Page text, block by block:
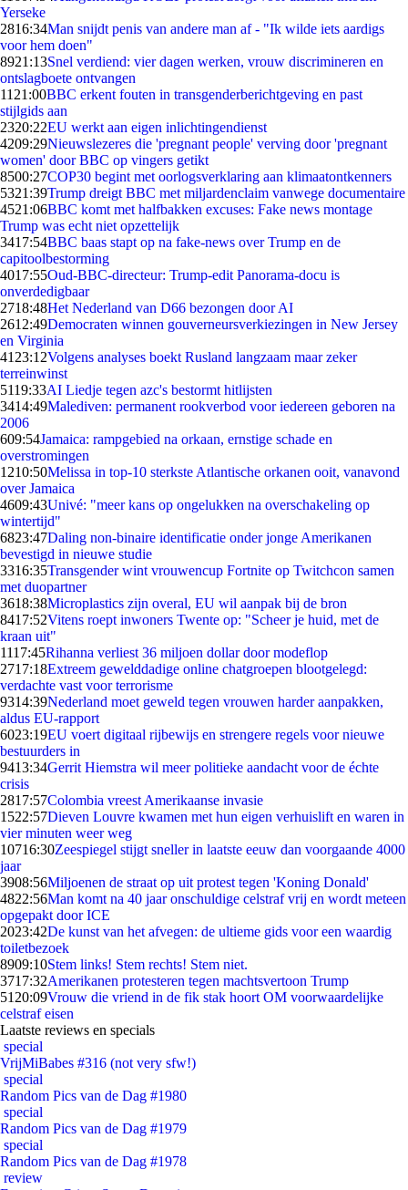
Yerseke
2816:34Man snijdt penis van andere man af - "Ik wilde iets aardigs
voor hem doen"
8921:13Snel verdiend: vier dagen werken, vrouw discrimineren en
ontslagboete ontvangen
11 21:00BBC erkent fouten in transgenderberichtgeving en past
stijlgids aan
2320:22EU werkt aan eigen inlichtingendienst
4209:29Nieuwslezeres die 'pregnant people' verving door 'pregnant
women' door BBC op vingers getikt
8500:27COP30 begint met oorlogsverklaring aan klimaatontkenners
5321:39Trump dreigt BBC met miljardenclaim vanwege documentaire
4521:06BBC komt met halfbakken excuses: Fake news montage
Trump was echt niet opzettelijk
3417:54BBC baas stapt op na fake-news over Trump en de
capitoolbestorming
4017:55Oud-BBC-directeur: Trump-edit Panorama-docu is
onverdedigbaar
2718:48Het Nederland van D66 bezongen door AI
2612:49Democraten winnen gouverneursverkiezingen in New Jersey
en Virginia
41 23:12Volgens analyses boekt Rusland langzaam maar zeker
terreinwinst
5119:33AI Liedje tegen azc's bestormt hitlijsten
3414:49Malediven: permanent rookverbod voor iedereen geboren na
2006
609:54Jamaica: rampgebied na orkaan, ernstige schade en
overstromingen
1210:50Melissa in top-10 sterkste Atlantische orkanen ooit, vanavond
over Jamaica
4609:43Univé: "meer kans op ongelukken na overschakeling op
wintertijd"
6823:47Daling non-binaire identificatie onder jonge Amerikanen
bevestigd in nieuwe studie
3316:35Transgender wint vrouwencup Fortnite op Twitchcon samen
met duopartner
3618:38Microplastics zijn overal, EU wil aanpak bij de bron
8417:52Vitens roept inwoners Twente op: "Scheer je huid, met de
kraan uit"
1117:45Rihanna verliest 36 miljoen dollar door modeflop
2717:18Extreem gewelddadige online chatgroepen blootgelegd:
verdachte vast voor terrorisme
9314:39Nederland moet geweld tegen vrouwen harder aanpakken,
aldus EU-rapport
6023:19EU voert digitaal rijbewijs en strengere regels voor nieuwe
bestuurders in
9413:34Gerrit Hiemstra wil meer politieke aandacht voor de échte
crisis
2817:57Colombia vreest Amerikaanse invasie
1522:57Dieven Louvre kwamen met hun eigen verhuislift en waren in
vier minuten weer weg
10716:30Zeespiegel stijgt sneller in laatste eeuw dan voorgaande 4000
jaar
3908:56Miljoenen de straat op uit protest tegen 'Koning Donald'
4822:56Man komt na 40 jaar onschuldige celstraf vrij en wordt meteen
opgepakt door ICE
2023:42De kunst van het afvegen: de ultieme gids voor een waardig
toiletbezoek
8909:10Stem links! Stem rechts! Stem niet.
3717:32Amerikanen protesteren tegen machtsvertoon Trump
51 20:09Vrouw die vriend in de fik stak hoort OM voorwaardelijke
celstraf eisen
Laatste reviews en specials
special
VrijMiBabes #316 (not very sfw!)
special
Random Pics van de Dag #1980
special
Random Pics van de Dag #1979
special
Random Pics van de Dag #1978
review